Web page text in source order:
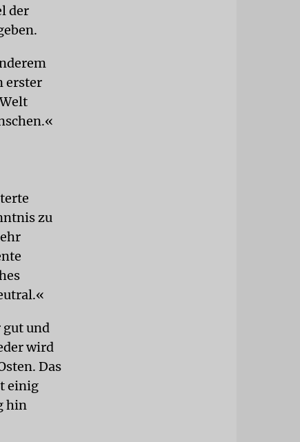
der
erster
zu
gut und
wird
Das
einig
hin